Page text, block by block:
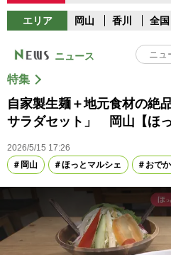
エリア 岡山 香川 全国
ニュース
特集
自家製生麺＋地元食材の
サラダセット」 岡山【ほっ
2026/5/15 17:26
岡山
ほっとマルシェ おで